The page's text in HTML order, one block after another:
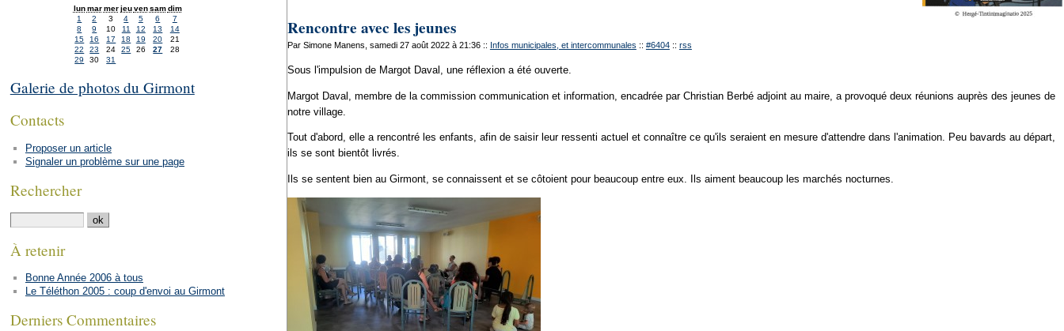
Rencontre avec les jeunes
Par Simone Manens, samedi 27 août 2022 à 21:36 :: Infos municipales, et intercommunales :: #6404 :: rss
Sous l'impulsion de Margot Daval, une réflexion a été ouverte.
Margot Daval, membre de la commission communication et information, encadrée par Christian Berbé adjoint au maire, a provoqué deux réunions auprès des jeunes de
notre village.
Tout d'abord, elle a rencontré les enfants, afin de saisir leur ressenti actuel et connaître ce qu'ils seraient en mesure d'attendre dans l'animation. Peu bavards au départ,
ils se sont bientôt livrés.
Ils se sentent bien au Girmont, se connaissent et se côtoient pour beaucoup entre eux. Ils aiment beaucoup les marchés nocturnes.
lun mar mer jeu ven sam dim
1
2 3 4 5 6
7
8
9 10 11 12 13
14
15
16 17 18 19 20
21
22
23 24 25 26 27
28
29
30 31
Galerie de photos du Girmont
Contacts
Proposer un article
Signaler un problème sur une page
Rechercher
À retenir
Bonne Année 2006 à tous
Le Téléthon 2005 : coup d'envoi au Girmont
Derniers Commentaires